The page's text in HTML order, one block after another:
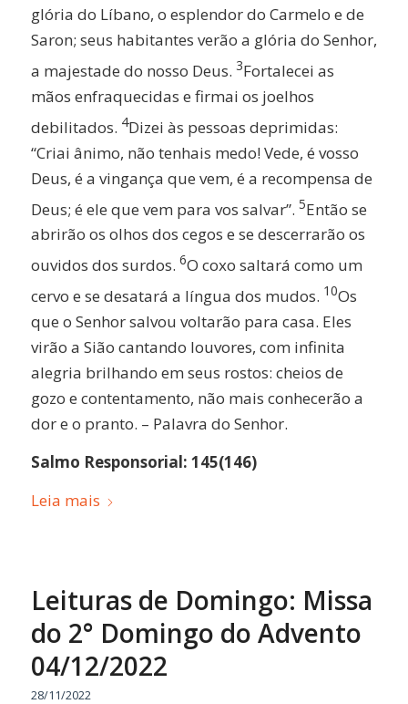
glória do Líbano, o esplendor do Carmelo e de
Saron; seus habitantes verão a glória do Senhor,
a majestade do nosso Deus. 3Fortalecei as
mãos enfraquecidas e firmai os joelhos
debilitados. 4Dizei às pessoas deprimidas:
“Criai ânimo, não tenhais medo! Vede, é vosso
Deus, é a vingança que vem, é a recompensa de
Deus; é ele que vem para vos salvar”. 5Então se
abrirão os olhos dos cegos e se descerrarão os
ouvidos dos surdos. 6O coxo saltará como um
cervo e se desatará a língua dos mudos. 10Os
que o Senhor salvou voltarão para casa. Eles
virão a Sião cantando louvores, com infinita
alegria brilhando em seus rostos: cheios de
gozo e contentamento, não mais conhecerão a
dor e o pranto. – Palavra do Senhor.
Salmo Responsorial: 145(146)
Leia mais
Leituras de Domingo: Missa
do 2° Domingo do Advento
04/12/2022
28/11/2022